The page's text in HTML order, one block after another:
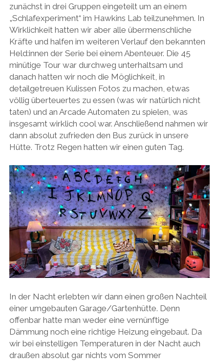
zunächst in drei Gruppen eingeteilt um an einem
„Schlafexperiment“ im Hawkins Lab teilzunehmen. In
Wirklichkeit hatten wir aber alle übermenschliche
Kräfte und halfen im weiteren Verlauf den bekannten
Held:innen der Serie bei einem Abenteuer. Die 45
minütige Tour war durchweg unterhaltsam und
danach hatten wir noch die Möglichkeit, in
detailgetreuen Kulissen Fotos zu machen, etwas
völlig überteuertes zu essen (was wir natürlich nicht
taten) und an Arcade Automaten zu spielen, was
insgesamt wirklich cool war. Anschließend nahmen wir
dann absolut zufrieden den Bus zurück in unsere
Hütte. Trotz Regen hatten wir einen guten Tag.
In der Nacht erlebten wir dann einen großen Nachteil
einer umgebauten Garage/Gartenhütte. Denn
offenbar hatte man weder eine vernünftige
Dämmung noch eine richtige Heizung eingebaut. Da
wir bei einstelligen Temperaturen in der Nacht auch
draußen absolut gar nichts vom Sommer